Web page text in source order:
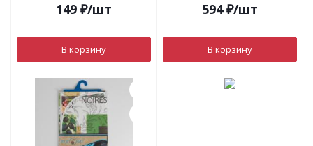
149 ₽/шт
В корзину
594₽/шт
В корзину